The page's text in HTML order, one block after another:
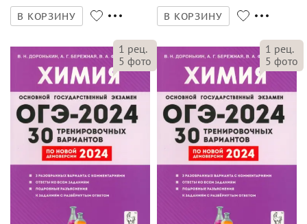
В КОРЗИНУ В КОРЗИНУ
1 рец.
5 фото
1 рец.
5 фото